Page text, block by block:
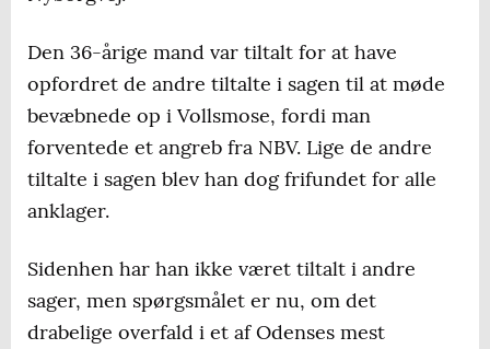
Den 36-årige mand var tiltalt for at have
opfordret de andre tiltalte i sagen til at møde
bevæbnede op i Vollsmose, fordi man
forventede et angreb fra NBV. Lige de andre
tiltalte i sagen blev han dog frifundet for alle
anklager.
Sidenhen har han ikke været tiltalt i andre
sager, men spørgsmålet er nu, om det
drabelige overfald i et af Odenses mest